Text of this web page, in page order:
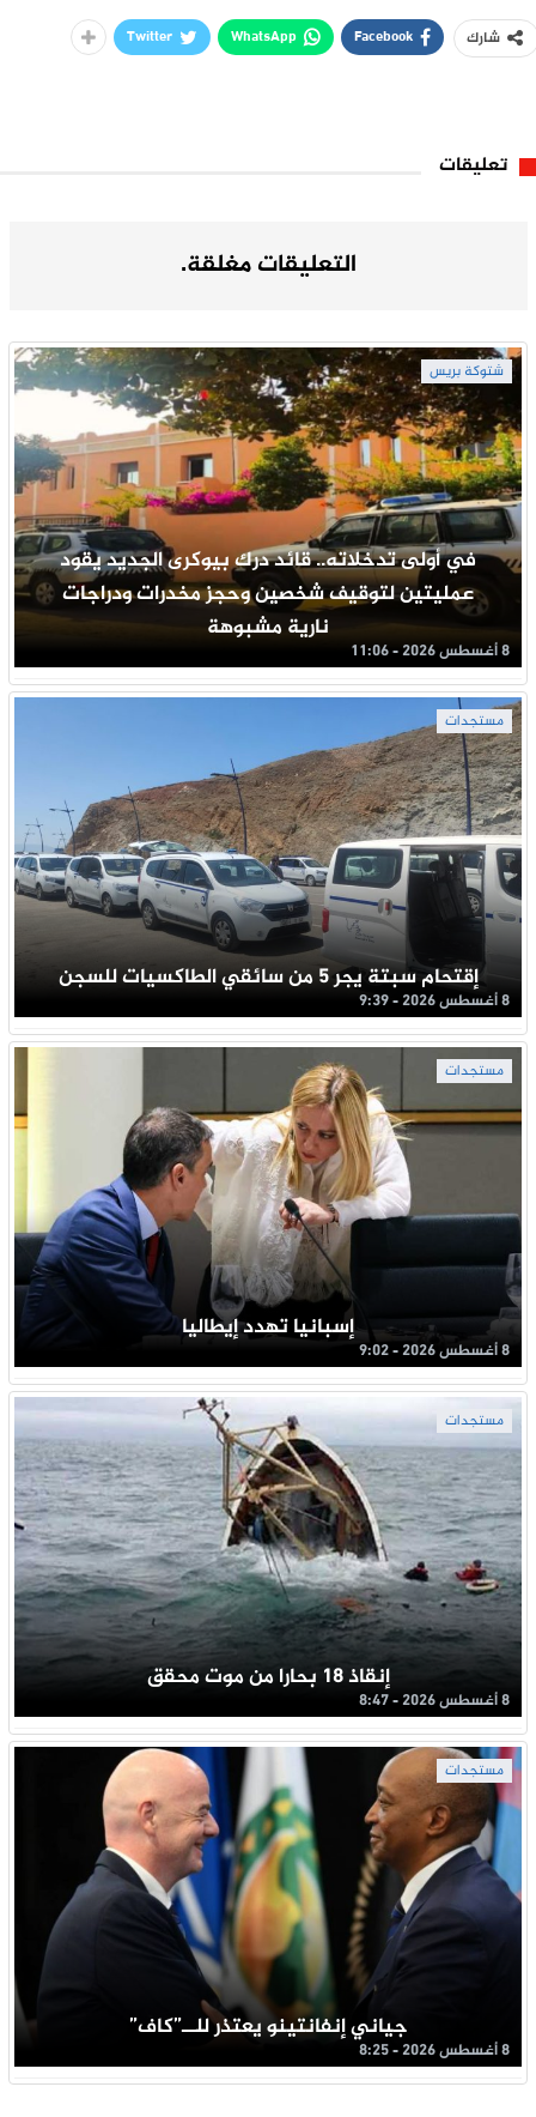
شارك Facebook
WhatsApp
Twitter
تعليقات
التعليقات مغلقة.
شتوكة بريس
في أولى تدخلاته.. قائد درك بيوكرى الجديد يقود
عمليتين لتوقيف شخصين وحجز مخدرات ودراجات
نارية مشبوهة
8 أغسطس 2026 - 11:06
مستجدات
إقتحام سبتة يجر 5 من سائقي الطاكسيات للسجن
8 أغسطس 2026 - 9:39
مستجدات
إسبانيا تهدد إيطاليا
8 أغسطس 2026 - 9:02
مستجدات
إنقاذ 18 بحارا من موت محقق
8 أغسطس 2026 - 8:47
مستجدات
جياني إنفانتينو يعتذر للــ”كاف”
8 أغسطس 2026 - 8:25